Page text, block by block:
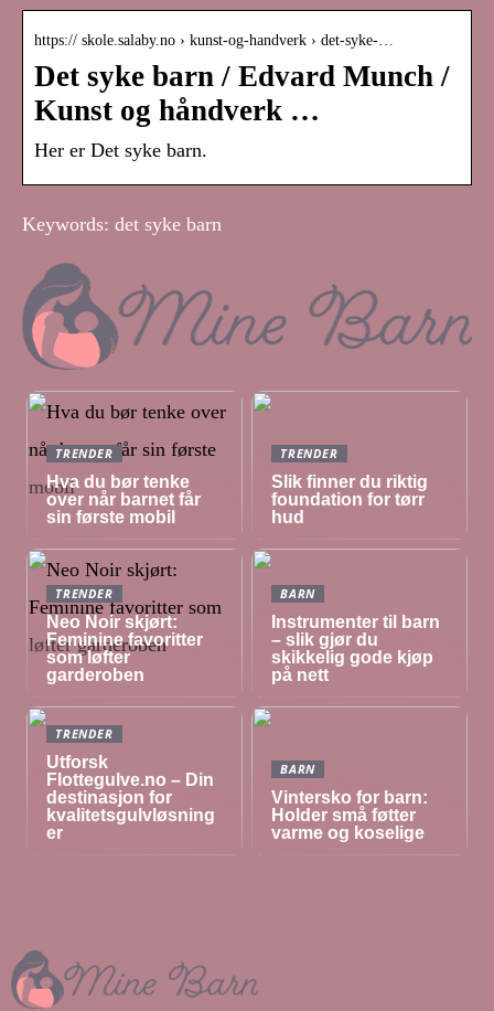
https:// skole.salaby.no › kunst-og-handverk › det-syke-…
Det syke barn / Edvard Munch /
Kunst og håndverk …
Her er Det syke barn.
Keywords: det syke barn
TRENDER
Hva du bør tenke
over når barnet får
sin første mobil
TRENDER
Slik finner du riktig
foundation for tørr
hud
TRENDER
Neo Noir skjørt:
Feminine favoritter
som løfter
garderoben
BARN
Instrumenter til barn
– slik gjør du
skikkelig gode kjøp
på nett
TRENDER
Utforsk
Flottegulve.no – Din
destinasjon for
kvalitetsgulvløsning
er
BARN
Vintersko for barn:
Holder små føtter
varme og koselige